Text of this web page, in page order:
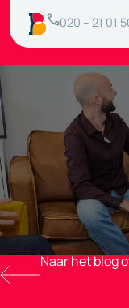
020 – 21 01
Naar het blog